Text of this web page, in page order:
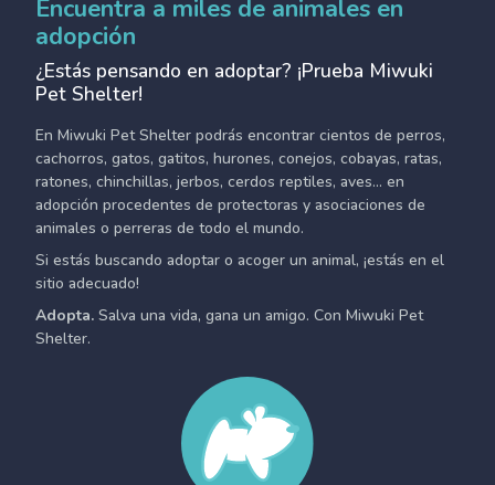
Encuentra a miles de animales en
adopción
¿Estás pensando en adoptar? ¡Prueba Miwuki
Pet Shelter!
En Miwuki Pet Shelter podrás encontrar cientos de perros,
cachorros, gatos, gatitos, hurones, conejos, cobayas, ratas,
ratones, chinchillas, jerbos, cerdos reptiles, aves... en
adopción procedentes de protectoras y asociaciones de
animales o perreras de todo el mundo.
Si estás buscando adoptar o acoger un animal, ¡estás en el
sitio adecuado!
Adopta. Salva una vida, gana un amigo. Con Miwuki Pet
Shelter.